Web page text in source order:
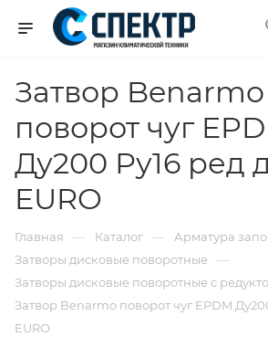
Затвор Benarmo
поворот чуг
Ду200 Ру16 ред
EURO
Главная — Каталог — Арматура
Затворы дисковые поворотные —
Затворы дисковые поворотные с
Затвор Benarmo поворот чуг EPDM
EURO